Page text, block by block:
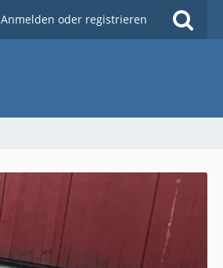
Anmelden oder registrieren